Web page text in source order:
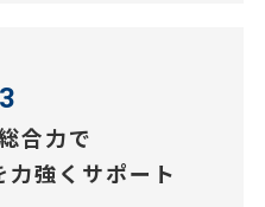
合力で
力強くサポート